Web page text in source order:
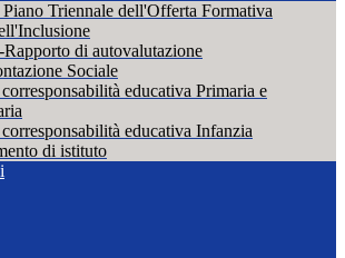
Triennale dell'Offerta Formativa
di autovalutazione
Sociale
educativa Primaria e
educativa Infanzia
di istituto